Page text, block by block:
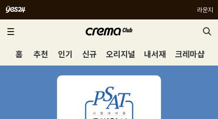
라운지
홈 추천 인기 신규 오리지널 내서재 크레마샵